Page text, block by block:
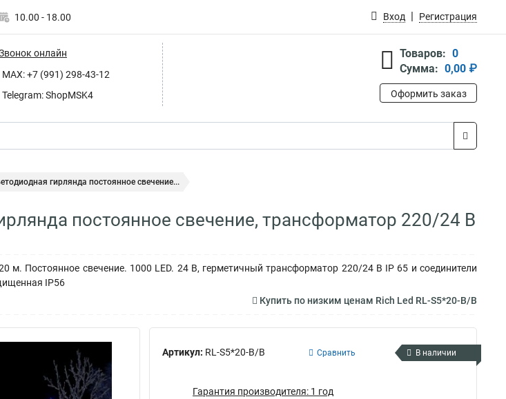
10.00 - 18.00 Вход Регистрация
онлайн
MAX: +7 (991) 298-43-12
Telegram: ShopMSK4
Товаров: 0
Сумма: 0,00 ₽
Оформить заказ
гирлянда постоянное свечение...
постоянное свечение, трансформатор 220/24 В
м. Постоянное свечение. 1000 LED. 24 B, герметичный трансформатор 220/24 В IP 65 и соединители
IP56
Купить по низким ценам Rich Led RL-S5*20-B/B
Артикул: RL-S5*20-B/B Сравнить В наличии
Гарантия производителя: 1 год